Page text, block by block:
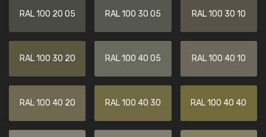
RAL 100 20 05 RAL 100 30 05 RAL 100 30 10
RAL 100 30 20 RAL 100 40 05 RAL 100 40 10
RAL 100 40 20 RAL 100 40 30 RAL 100 40 40